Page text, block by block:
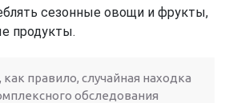
сезонные овощи и фрукты,
продукты.
правило, случайная находка
обследования